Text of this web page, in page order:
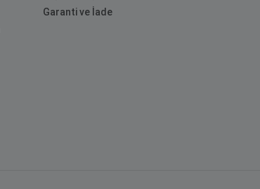
Garanti ve İade